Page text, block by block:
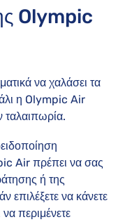
Olympic
να χαλάσει τα
η Olympic Air
ταλαιπωρία.
Air πρέπει να σας
ή της
επιλέξετε να κάνετε
περιμένετε